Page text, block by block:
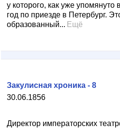
у которого, как уже
год по приезде в Петербург.
образованный... Ещё
30.06.1856
Закулисная хроника - 8
Директор императорских